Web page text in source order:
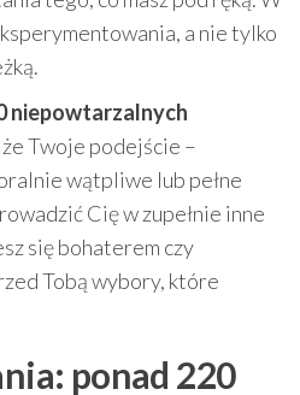
a nie tylko
niepowtarzalnych
że Twoje podejście –
wątpliwe lub pełne
Cię w zupełnie inne
się bohaterem czy
Tobą wybory, które
ponad 220